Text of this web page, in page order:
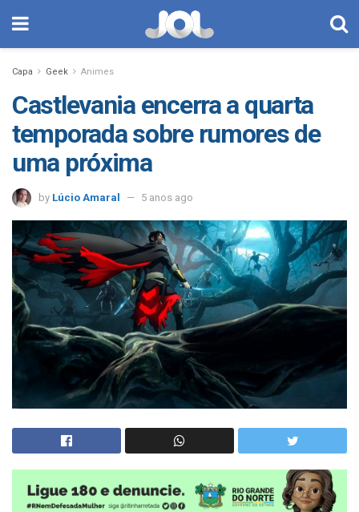
Capa Geek Animes
Castlevania encerra a quarta
temporada sobre rumores de
uma próxima
by Lúcio Amaral 5 anos ago